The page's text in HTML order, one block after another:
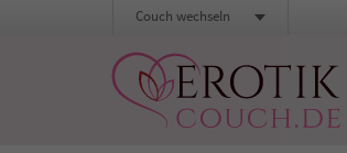
Couch wechseln